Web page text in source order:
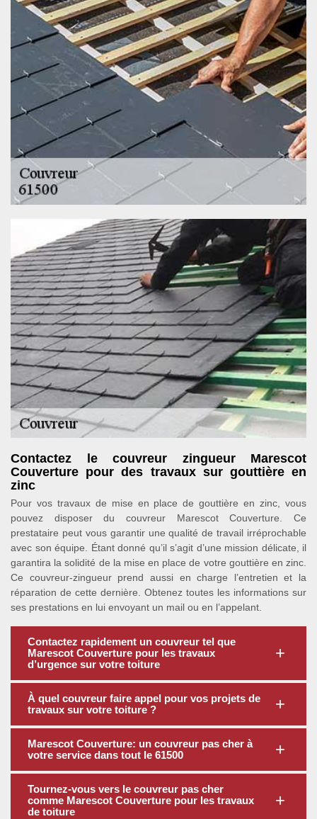
Contactez le couvreur zingueur Marescot
Couverture pour des travaux sur gouttière en
zinc
Pour vos travaux de mise en place de gouttière en zinc, vous
pouvez disposer du couvreur Marescot Couverture. Ce
prestataire peut vous garantir une qualité de travail irréprochable
avec son équipe. Étant donné qu’il s’agit d’une mission délicate, il
garantira la solidité de la mise en place de votre gouttière en zinc.
Ce couvreur-zingueur prend aussi en charge l’entretien et la
réparation de cette dernière. Obtenez toutes les informations sur
ses prestations en lui envoyant un mail ou en l’appelant.
Contactez rapidement un couvreur tel que
Marescot Couverture pour les travaux
d’urgence sur votre toiture
À quel couvreur faire appel pour vos projets de
travaux sur votre toiture ?
Marescot Couverture: un couvreur pas cher à
votre service dans tout le 61500
Tournez-vous vers le couvreur pas cher
comme Marescot Couverture pour les travaux
de toiture